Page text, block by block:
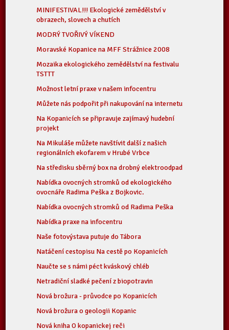
MINIFESTIVAL!!! Ekologické zemědělství v
obrazech, slovech a chutích
MODRÝ TVOŘIVÝ VÍKEND
Moravské Kopanice na MFF Strážnice 2008
Mozaika ekologického zemědělství na festivalu
TSTTT
Možnost letní praxe v našem infocentru
Můžete nás podpořit při nakupování na internetu
Na Kopanicích se připravuje zajímavý hudební
projekt
Na Mikuláše můžete navštívit další z našich
regionálních ekofarem v Hrubé Vrbce
Na středisku sběrný box na drobný elektroodpad
Nabídka ovocných stromků od ekologického
ovocnáře Radima Peška z Bojkovic.
Nabídka ovocných stromků od Radima Peška
Nabídka praxe na infocentru
Naše fotovýstava putuje do Tábora
Natáčení cestopisu Na cestě po Kopanicích
Naučte se s námi péct kváskový chléb
Netradiční sladké pečení z biopotravin
Nová brožura - průvodce po Kopanicích
Nová brožura o geologii Kopanic
Nová kniha O kopanickej reči